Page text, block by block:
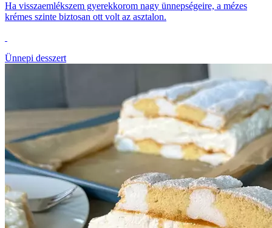
Ha visszaemlékszem gyerekkorom nagy ünnepségeire, a mézes
krémes szinte biztosan ott volt az asztalon.
Ünnepi desszert